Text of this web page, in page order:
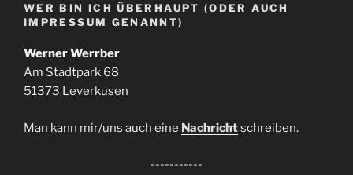
WER BIN ICH ÜBERHAUPT (ODER AUCH
IMPRESSUM GENANNT)
Werner Werrber
Am Stadtpark 68
51373 Leverkusen
Man kann mir/uns auch eine Nachrichtschreiben.
-----------